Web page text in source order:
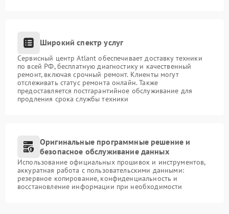
Широкий спектр услуг
Сервисный центр Atlant обеспечивает доставку техники
по всей РФ, бесплатную диагностику и качественный
ремонт, включая срочный ремонт. Клиенты могут
отслеживать статус ремонта онлайн. Также
предоставляется постгарантийное обслуживание для
продления срока службы техники
Оригинальные программные решение и
безопасное обслуживание данных
Использование официальных прошивок и инструментов,
аккуратная работа с пользовательскими данными:
резервное копирование, конфиденциальность и
восстановление информации при необходимости